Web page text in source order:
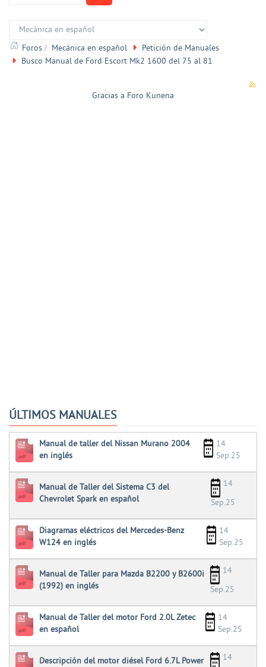
Foros Mecánica en español
Petición de Manuales
Busco Manual de Ford Escort Mk2 1600 del 75 al 81
Gracias a Foro Kunena
ÚLTIMOS MANUALES
Manual de taller del Nissan Murano 2004
en inglés
14
Sep.25
Manual de Taller del Sistema C3 del
Chevrolet Spark en español
14
Sep.25
Diagramas eléctricos del Mercedes-Benz
W124 en inglés
14
Sep.25
Manual de Taller para Mazda B2200 y B2600i
(1992) en inglés
14
Sep.25
Manual de Taller del motor Ford 2.0L Zetec
en español
14
Sep.25
Descripción del motor diésel Ford 6.7L Power
14